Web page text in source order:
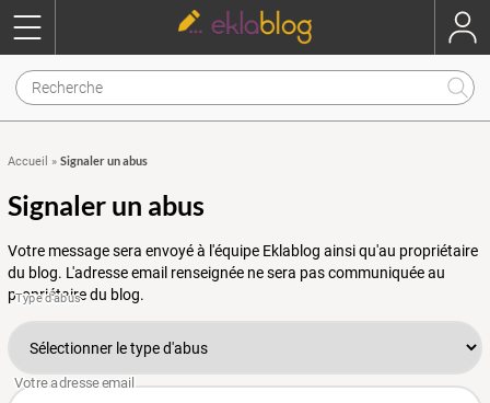
Accueil » Signaler un abus
Signaler un abus
Votre message sera envoyé à l'équipe Eklablog ainsi qu'au propriétaire
du blog. L'adresse email renseignée ne sera pas communiquée au
propriétaire du blog.